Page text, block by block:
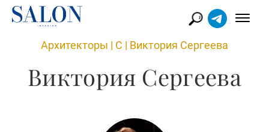
Архитекторы | С | Виктория Сергеева
Виктория Сергеева